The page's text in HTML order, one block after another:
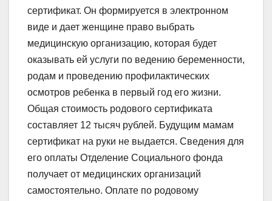
сертификат. Он формируется в электронном
виде и дает женщине право выбрать
медицинскую организацию, которая будет
оказывать ей услуги по ведению беременности,
родам и проведению профилактических
осмотров ребенка в первый год его жизни.
Общая стоимость родового сертификата
составляет 12 тысяч рублей. Будущим мамам
сертификат на руки не выдается. Сведения для
его оплаты Отделение Социального фонда
получает от медицинских организаций
самостоятельно. Оплате по родовому